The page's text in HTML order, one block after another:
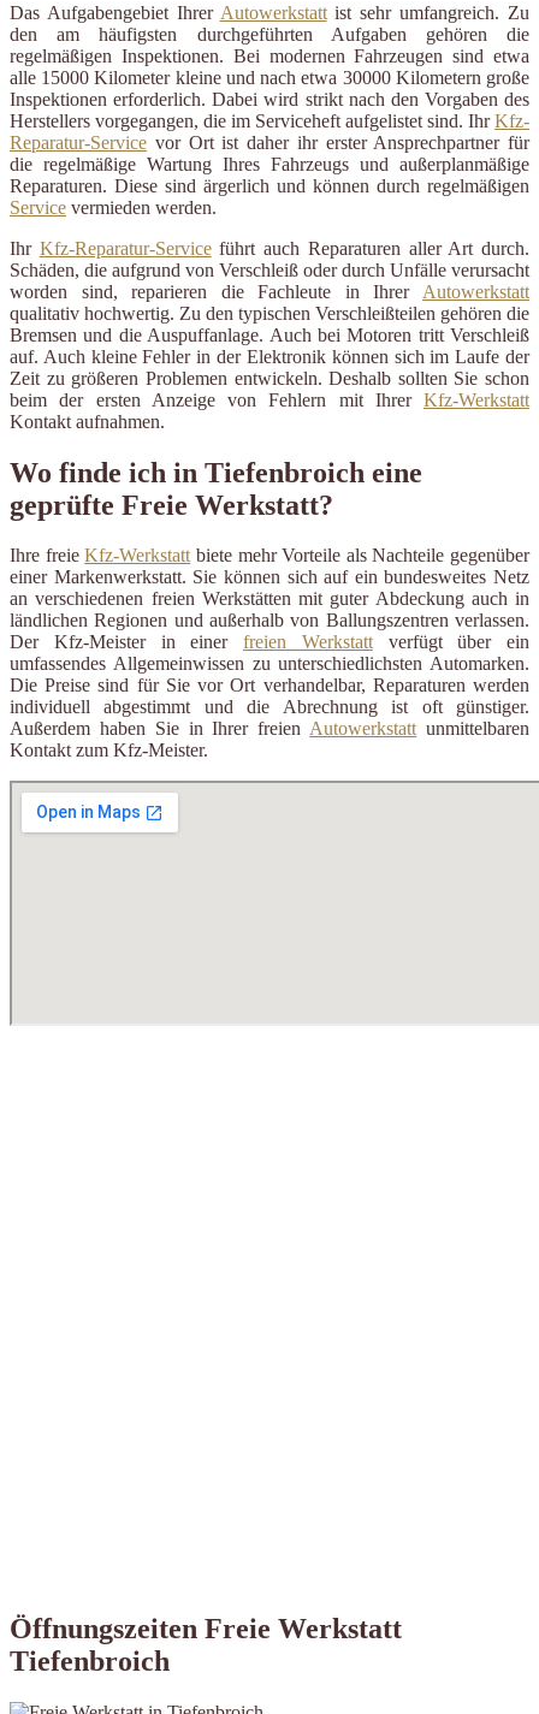
Das Aufgabengebiet Ihrer Autowerkstattist sehr umfangreich. Zu
den am häufigsten durchgeführten Aufgaben gehören die
regelmäßigen Inspektionen. Bei modernen Fahrzeugen sind etwa
alle 15000 Kilometer kleine und nach etwa 30000 Kilometern große
Inspektionen erforderlich. Dabei wird strikt nach den Vorgaben des
Herstellers vorgegangen, die im Serviceheft aufgelistet sind. IhrKfz-
Reparatur-Service vor Ort ist daher ihr erster Ansprechpartner für
die regelmäßige Wartung Ihres Fahrzeugs und außerplanmäßige
Reparaturen. Diese sind ärgerlich und können durch regelmäßigen
Service vermieden werden.
Ihr Kfz-Reparatur-Serviceführt auch Reparaturen aller Art durch.
Schäden, die aufgrund von Verschleiß oder durch Unfälle verursacht
worden sind, reparieren die Fachleute in Ihrer Autowerkstatt
qualitativ hochwertig. Zu den typischen Verschleißteilen gehören die
Bremsen und die Auspuffanlage. Auch bei Motoren tritt Verschleiß
auf. Auch kleine Fehler in der Elektronik können sich im Laufe der
Zeit zu größeren Problemen entwickeln. Deshalb sollten Sie schon
beim der ersten Anzeige von Fehlern mit Ihrer Kfz-Werkstatt
Kontakt aufnahmen.
Wo finde ich in Tiefenbroich eine
geprüfte Freie Werkstatt?
Ihre freieKfz-Werkstattbiete mehr Vorteile als Nachteile gegenüber
einer Markenwerkstatt. Sie können sich auf ein bundesweites Netz
an verschiedenen freien Werkstätten mit guter Abdeckung auch in
ländlichen Regionen und außerhalb von Ballungszentren verlassen.
Der Kfz-Meister in einer freien Werkstattverfügt über ein
umfassendes Allgemeinwissen zu unterschiedlichsten Automarken.
Die Preise sind für Sie vor Ort verhandelbar, Reparaturen werden
individuell abgestimmt und die Abrechnung ist oft günstiger.
Außerdem haben Sie in Ihrer freienAutowerkstattunmittelbaren
Kontakt zum Kfz-Meister.
Öffnungszeiten Freie Werkstatt
Tiefenbroich